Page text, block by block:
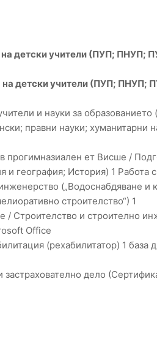
на детски учители (ПУП; ПНУП;
детски учители (ПУП; ПНУП;
и науки за
правни науки; хуманитарни
прогимназиален ет Висше /
география; История) 1 Работа
(„Водоснабдяване и
строителство“) 1
/ Строителство и строително
Office
(рехабилитатор) 1 база
дело